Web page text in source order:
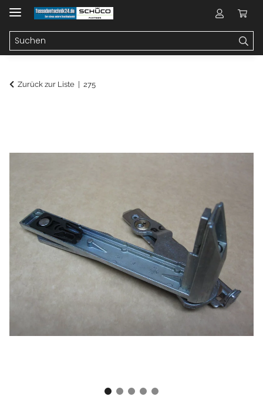
Zurück zur Liste 275